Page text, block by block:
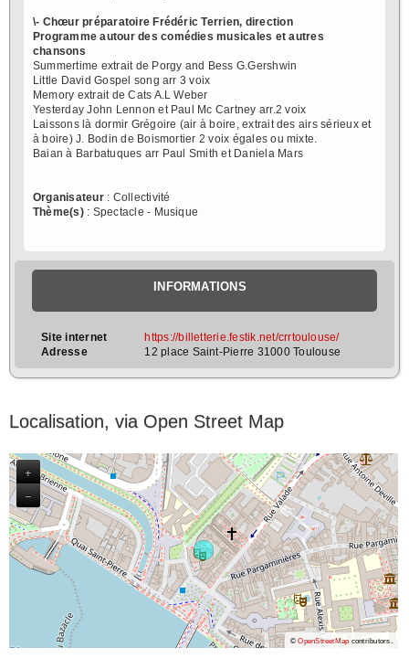
\- Chœur préparatoire Frédéric Terrien, direction
Programme autour des comédies musicales et autres
chansons
Summertime extrait de Porgy and Bess G.Gershwin
Little David Gospel song arr 3 voix
Memory extrait de Cats A.L Weber
Yesterday John Lennon et Paul Mc Cartney arr.2 voix
Laissons là dormir Grégoire (air à boire, extrait des airs sérieux et
à boire) J. Bodin de Boismortier 2 voix égales ou mixte.
Baian à Barbatuques arr Paul Smith et Daniela Mars
Organisateur: Collectivité
Thème(s): Spectacle - Musique
INFORMATIONS
Site internet
https://billetterie.festik.net/crrtoulouse/
Adresse
12 place Saint-Pierre 31000 Toulouse
Localisation, via Open Street Map
+
−
©OpenStreetMap contributors.